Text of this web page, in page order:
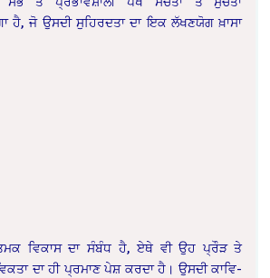
ਹੈ, ਜੋ ਉਸਦੀ ਸੁਹਿਰਦਤਾ ਦਾ ਇਕ ਲੱਖਣਯੋਗ ਖ਼ਾਸਾ
ਵਿਕਾਸ ਦਾ ਸੰਬੰਧ ਹੈ, ਏਥੇ ਵੀ ਉਹ ਪ੍ਰੌੜ ਤੇ
ਦਾ ਹੀ ਪ੍ਰਮਾਣ ਪੇਸ਼ ਕਰਦਾ ਹੈ। ਉਸਦੀ ਕਾਵਿ-